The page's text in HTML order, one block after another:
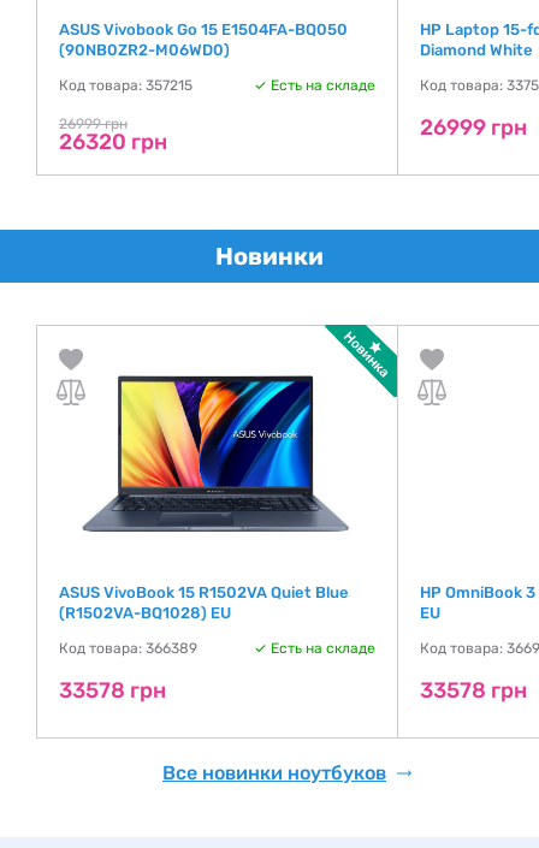
ASUS Vivobook Go 15 E1504FA-BQ050
(90NB0ZR2-M06WD0)
Код товара: 357215 Есть на складе
26999 грн
26320 грн
HP Laptop 15-
Diamond White
Код товара:
26999 грн
Новинки
ASUS VivoBook 15 R1502VA Quiet Blue
(R1502VA-BQ1028) EU
Код товара: 366389 Есть на складе
33578 грн
HP OmniBook
EU
Код товара:
33578 грн
Все новинки ноутбуков